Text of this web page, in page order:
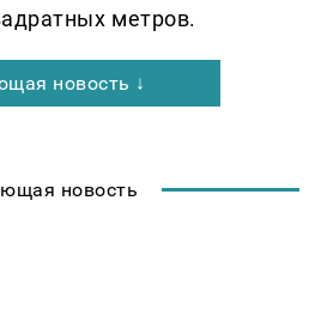
метров.
новость ↓
новость